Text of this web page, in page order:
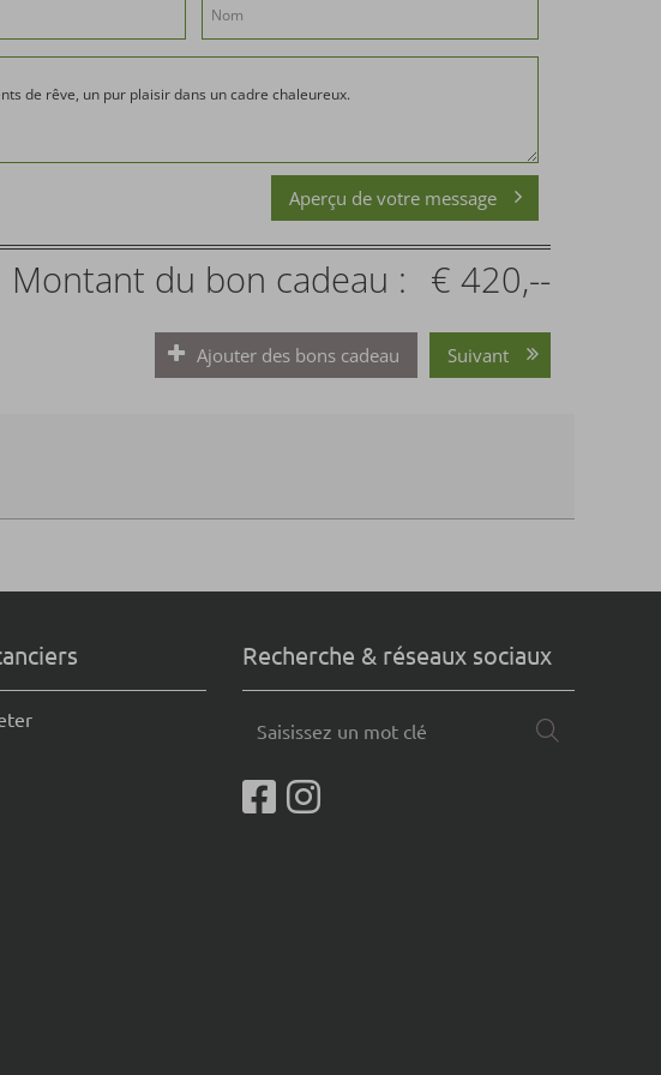
Aperçu de votre message
Montant du bon cadeau : € 420,--
Ajouter des bons cadeau Suivant
Recherche & réseaux sociaux
mot
clé